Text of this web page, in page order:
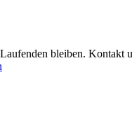
bleiben. Kontakt